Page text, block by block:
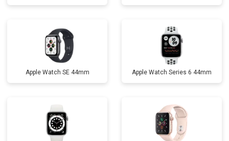
Apple Watch SE 44mm Apple Watch Series 6 44mm